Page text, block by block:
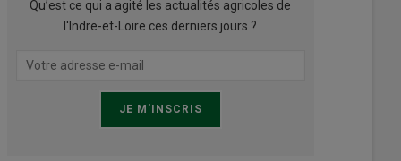
Qu’est ce qui a agité les actualités agricoles de
l'Indre-et-Loire ces derniers jours ?